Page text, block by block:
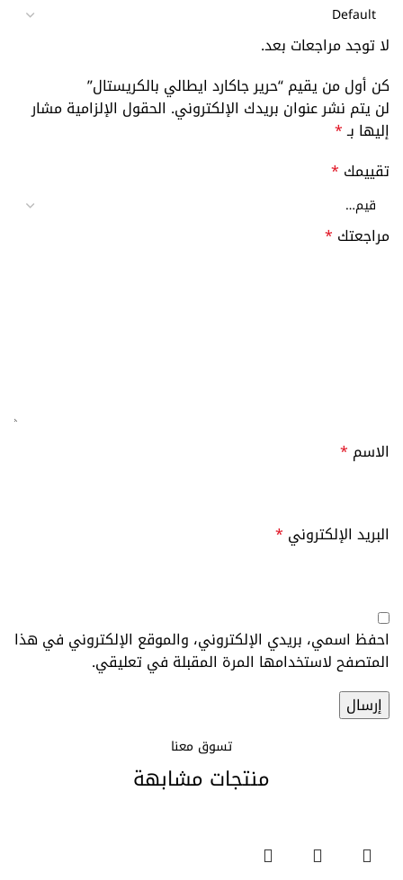
لا توجد مراجعات بعد.
كن أول من يقيم “حرير جاكارد ايطالي بالكريستال”
لن يتم نشر عنوان بريدك الإلكتروني. الحقول الإلزامية مشار
إليها بـ*
تقييمك *
مراجعتك *
الاسم *
البريد الإلكتروني *
احفظ اسمي، بريدي الإلكتروني، والموقع الإلكتروني في هذا
المتصفح لاستخدامها المرة المقبلة في تعليقي.
تسوق معنا
منتجات مشابهة